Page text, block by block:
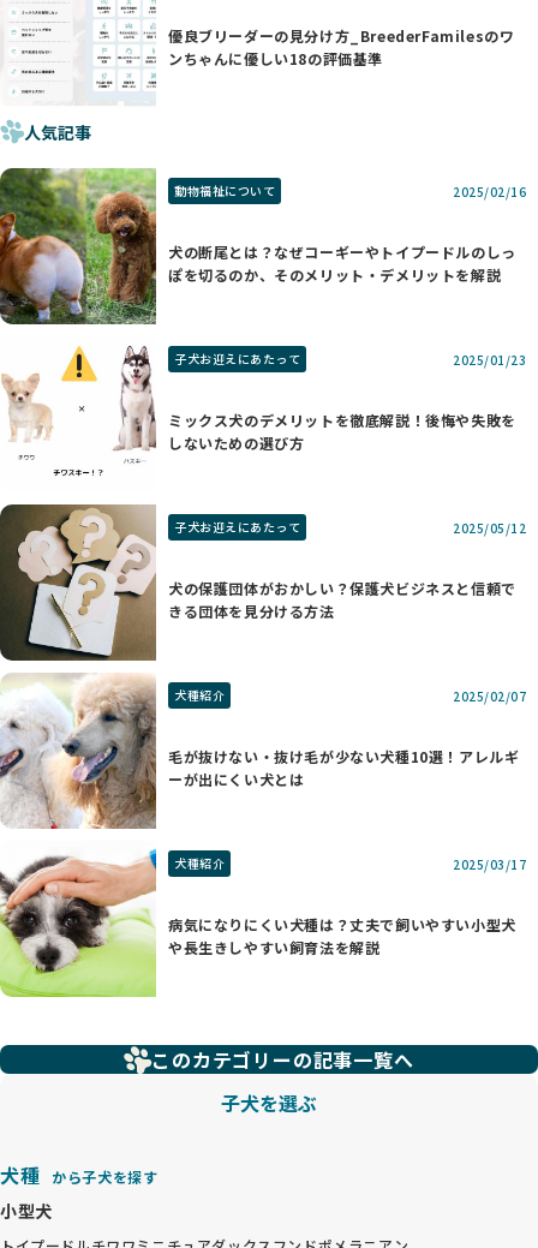
優良ブリーダーの見分け方_BreederFamilesのワ
ンちゃんに優しい18の評価基準
人気記事
動物福祉について 2025/02/16
犬の断尾とは？なぜコーギーやトイプードルのしっ
ぽを切るのか、そのメリット・デメリットを解説
子犬お迎えにあたって 2025/01/23
ミックス犬のデメリットを徹底解説！後悔や失敗を
しないための選び方
子犬お迎えにあたって 2025/05/12
犬の保護団体がおかしい？保護犬ビジネスと信頼で
きる団体を見分ける方法
犬種紹介 2025/02/07
毛が抜けない・抜け毛が少ない犬種10選！アレルギ
ーが出にくい犬とは
犬種紹介 2025/03/17
病気になりにくい犬種は？丈夫で飼いやすい小型犬
や長生きしやすい飼育法を解説
このカテゴリーの記事一覧へ
子犬を選ぶ
犬種 から子犬を探す
小型犬